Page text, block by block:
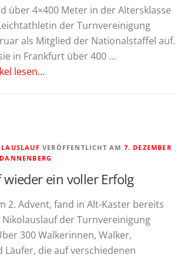
über 4×400 Meter in der Altersklasse
der Turnvereinigung
als Mitglied der Nationalstaffel auf.
in Frankfurt über 400 …
lesen...
VERÖFFENTLICHT AM 7. DEZEMBER
ein voller Erfolg
2. Advent, fand in Alt-Kaster bereits
Nikolauslauf der Turnvereinigung
300 Walkerinnen, Walker,
Läufer, die auf verschiedenen